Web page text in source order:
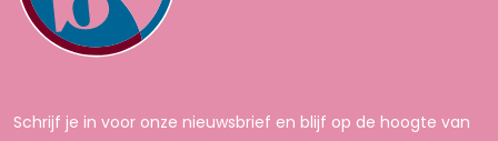
Schrijf je in voor onze nieuwsbrief en blijf op de hoogte van